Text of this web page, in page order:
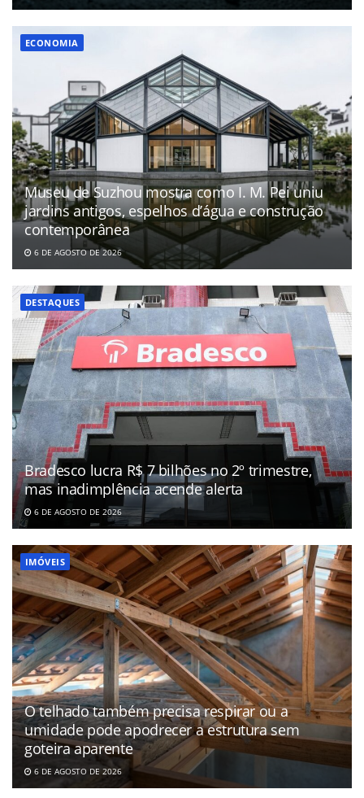
ECONOMIA
Museu de Suzhou mostra como I. M. Pei uniu
jardins antigos, espelhos d’água e construção
contemporânea
6 DE AGOSTO DE 2026
DESTAQUES
Bradesco lucra R$ 7 bilhões no 2º trimestre,
mas inadimplência acende alerta
6 DE AGOSTO DE 2026
IMÓVEIS
O telhado também precisa respirar ou a
umidade pode apodrecer a estrutura sem
goteira aparente
6 DE AGOSTO DE 2026